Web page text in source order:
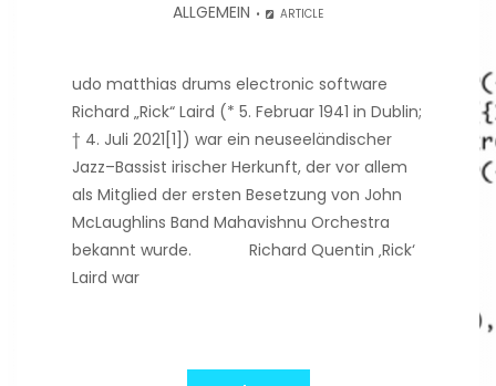
ALLGEMEIN ARTICLE
udo matthias drums electronic software
Richard „Rick“ Laird (* 5. Februar 1941 in Dublin;
† 4. Juli 2021[1]) war ein neuseeländischer
Jazz–Bassist irischer Herkunft, der vor allem
als Mitglied der ersten Besetzung von John
McLaughlins Band Mahavishnu Orchestra
bekannt wurde. Richard Quentin ‚Rick‘
Laird war